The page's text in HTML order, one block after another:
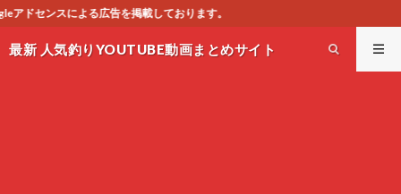
おります。
最新 人気釣りYOUTUBE動画まとめサイト